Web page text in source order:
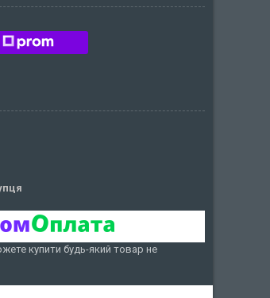
купити будь-який товар не